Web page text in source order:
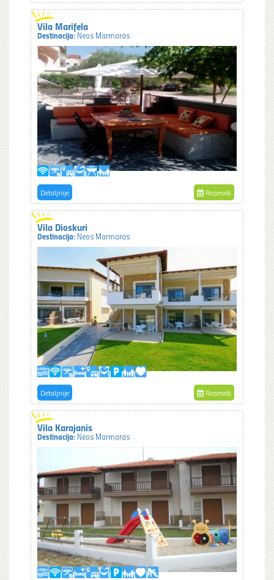
Vila Marifela
Destinacija:Neos Marmaras
Detaljnije Rezerviši
Vila Dioskuri
Destinacija: Neos Marmaras
Detaljnije Rezerviši
Vila Karajanis
Destinacija: Neos Marmaras